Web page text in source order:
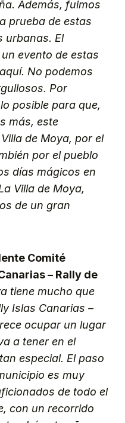
Además, fuimos
prueba de estas
urbanas. El
evento de estas
No podemos
Por
posible para que,
más, este
de Moya, por el
por el pueblo
días mágicos en
Villa de Moya,
de un gran
Comité
– Rally de
tiene mucho que
Islas Canarias –
ocupar un lugar
a tener en el
especial. El paso
es muy
de todo el
con un recorrido